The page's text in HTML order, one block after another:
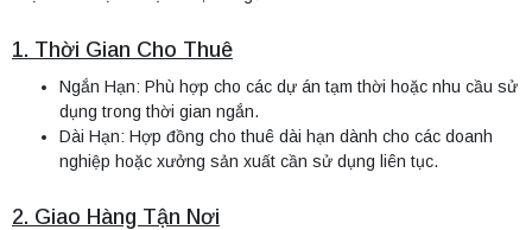
1. Thời Gian Cho Thuê
Ngắn Hạn: Phù hợp cho các dự án tạm thời hoặc nhu cầu sử
dụng trong thời gian ngắn.
Dài Hạn: Hợp đồng cho thuê dài hạn dành cho các doanh
nghiệp hoặc xưởng sản xuất cần sử dụng liên tục.
2. Giao Hàng Tận Nơi